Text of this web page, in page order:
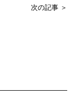
次の記事 ＞